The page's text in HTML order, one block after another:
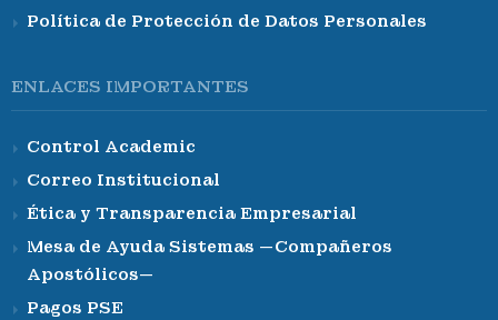
Política de Protección de Datos Personales
ENLACES IMPORTANTES
Control Academic
Correo Institucional
Ética y Transparencia Empresarial
Mesa de Ayuda Sistemas —Compañeros
Apostólicos—
Pagos PSE